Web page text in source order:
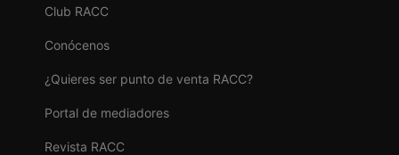
Club RACC
Conócenos
¿Quieres ser punto de venta RACC?
Portal de mediadores
Revista RACC